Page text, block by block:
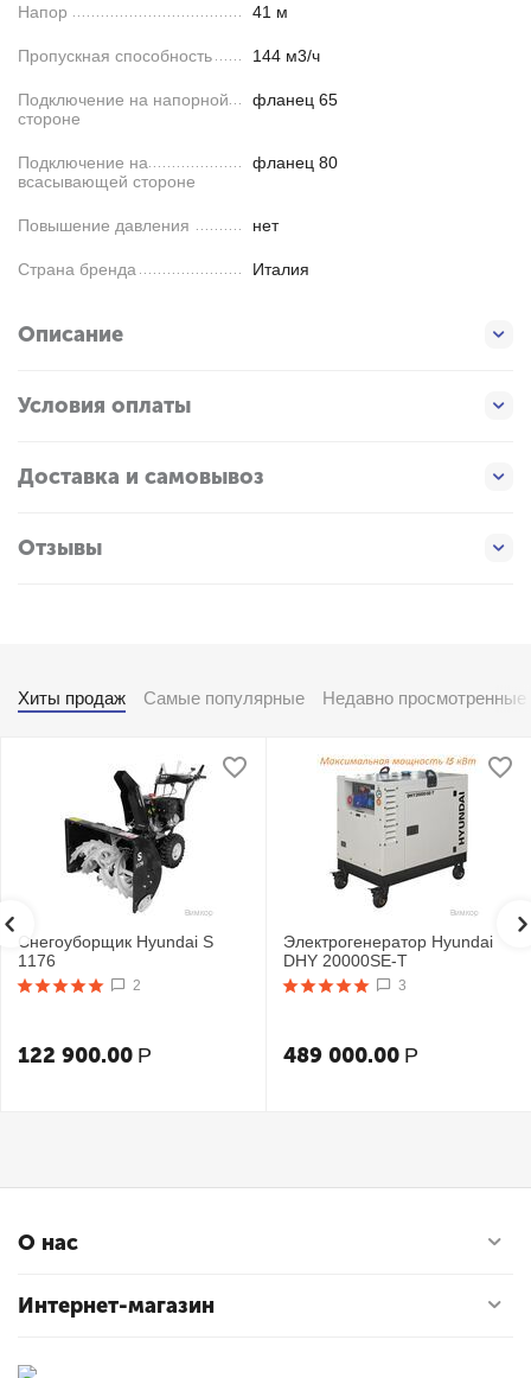
Напор 41 м
Пропускная способность 144 м3/ч
Подключение на напорной
стороне
фланец 65
Подключение на
всасывающей стороне
фланец 80
Повышение давления нет
Страна бренда Италия
Описание
Условия оплаты
Доставка и самовывоз
Отзывы
Хиты продаж Самые популярные Недавно просмотренные
Снегоуборщик Hyundai S
1176
2
122 900.00 Р
Электрогенератор Hyundai
DHY 20000SE-T
3
489 000.00 Р
О нас
Интернет-магазин